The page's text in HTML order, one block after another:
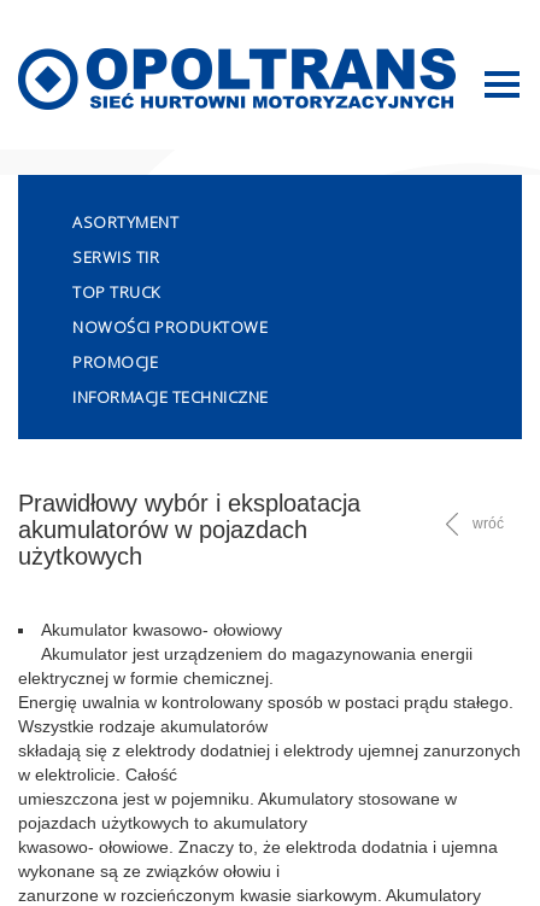
ASORTYMENT
SERWIS TIR
TOP TRUCK
NOWOŚCI PRODUKTOWE
PROMOCJE
INFORMACJE TECHNICZNE
Prawidłowy wybór i eksploatacja
akumulatorów w pojazdach
użytkowych
wróć
Akumulator kwasowo- ołowiowy
Akumulator jest urządzeniem do magazynowania energii
elektrycznej w formie chemicznej.
Energię uwalnia w kontrolowany sposób w postaci prądu stałego.
Wszystkie rodzaje akumulatorów
składają się z elektrody dodatniej i elektrody ujemnej zanurzonych
w elektrolicie. Całość
umieszczona jest w pojemniku. Akumulatory stosowane w
pojazdach użytkowych to akumulatory
kwasowo- ołowiowe. Znaczy to, że elektroda dodatnia i ujemna
wykonane są ze związków ołowiu i
zanurzone w rozcieńczonym kwasie siarkowym. Akumulatory